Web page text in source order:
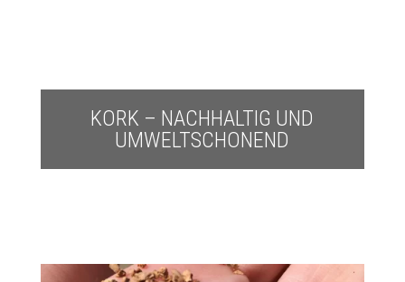
KORK – NACHHALTIG UND
UMWELTSCHONEND